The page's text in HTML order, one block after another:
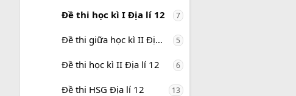
Đề thi học kì I Địa lí 12 7
Đề thi giữa học kì II Địa lí 12 5
Đề thi học kì II Địa lí 12 6
Đề thi HSG Địa lí 12 13